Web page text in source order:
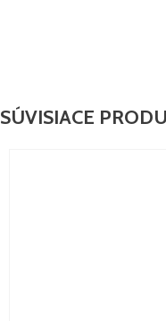
SÚVISIACE